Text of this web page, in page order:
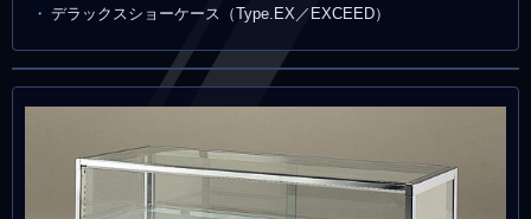
デラックスショーケース（Type.EX／EXCEED）